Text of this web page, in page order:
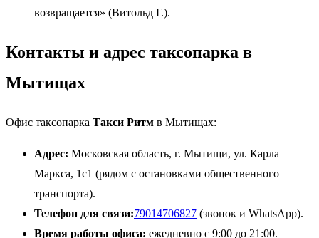
возвращается» (Витольд Г.).
Контакты и адрес таксопарка в
Мытищах
Офис таксопарка Такси Ритм в Мытищах:
Адрес: Московская область, г. Мытищи, ул. Карла
Маркса, 1с1 (рядом с остановками общественного
транспорта).
Телефон для связи:79014706827 (звонок и WhatsApp).
Время работы офиса: ежедневно с 9:00 до 21:00.